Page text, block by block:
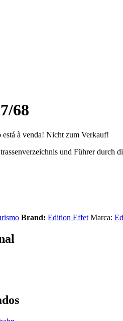
68
está à venda! Nicht zum Verkauf!
und Führer durch
Brand: Edition Effet Marca: